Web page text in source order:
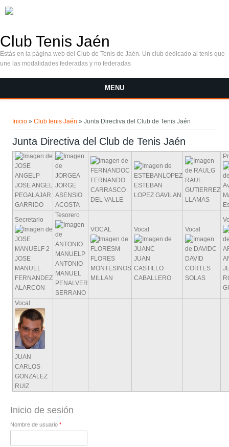
Club Tenis Jaén
Estás en la página web del Club de Tenis de Jaén. Un club dedicado al tenis que
une las modalidades federadas y no federadas
MENU
Inicio »Club tenis Jaén » Junta Directiva del Club de Tenis Jaén
Junta Directiva del Club de Tenis Jaén
JOSE ANGEL
PEGALAJAR
GARRIDO
JORGE
ASENSIO
ACOSTA
FERNANDO
CARRASCO
DEL VALLE
ESTEBAN
LOPEZ GAVILAN
RAUL
GUTIERREZ
LLAMAS
Secretario
JOSE
MANUEL
FERNANDEZ
ALARCON
Tesorero
ANTONIO
MANUEL
PENALVER
SERRANO
VOCAL
FLORES
MONTESINOS
MILLAN
Vocal
JUAN
CASTILLO
CABALLERO
Vocal
DAVID
CORTES
SOLAS
Vocal
JUAN
CARLOS
GONZALEZ
RUIZ
Inicio de sesión
Nombre de usuario *